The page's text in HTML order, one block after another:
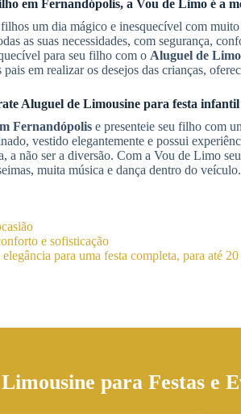
em Fernandópolis, a Vou de Limo é a
um dia mágico e inesquecível com
as suas necessidades, com segurança,
para seu filho com o Aluguel de
em realizar os desejos das crianças,
Aluguel de Limousine para festa infantil
Fernandópolis e presenteie seu filho com
vestido elegantemente e possui
a não ser a diversão. Com a Vou de Limo
muita música e dança dentro do veículo.
e sofisticação
para uma festa completa, para até 20
para Festas e